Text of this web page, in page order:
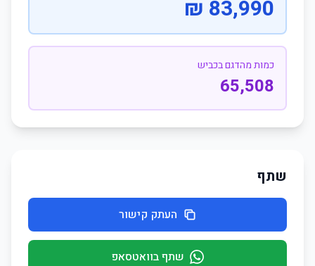
83,990 ₪
כמות מהדגם בכביש
65,508
שתף
העתק קישור
שתף בוואטסאפ